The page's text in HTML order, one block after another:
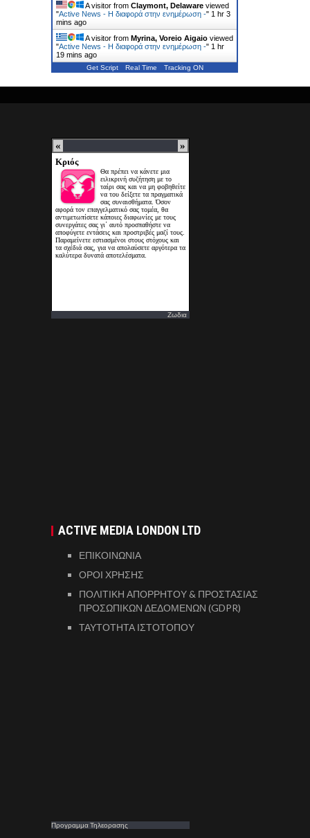
A visitor from Claymont, Delaware viewed
"Active News - Η διαφορά στην ενημέρωση -" 1 hr 3
mins ago
A visitor from Myrina, Voreio Aigaio viewed
"Active News - Η διαφορά στην ενημέρωση -" 1 hr
19 mins ago
Get Script Real Time Tracking ON
Ζωδια
ACTIVE MEDIA LONDON LTD
ΕΠΙΚΟΙΝΩΝΙΑ
ΟΡΟΙ ΧΡΗΣΗΣ
ΠΟΛΙΤΙΚΗ ΑΠΟΡΡΗΤΟΥ & ΠΡΟΣΤΑΣΙΑΣ
ΠΡΟΣΩΠΙΚΩΝ ΔΕΔΟΜΕΝΩΝ (GDPR)
ΤΑΥΤΟΤΗΤΑ ΙΣΤΟΤΟΠΟΥ
Προγραμμα Τηλεορασης